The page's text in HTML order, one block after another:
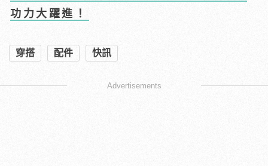
功力大躍進！
穿搭 配件 快訊
Advertisements